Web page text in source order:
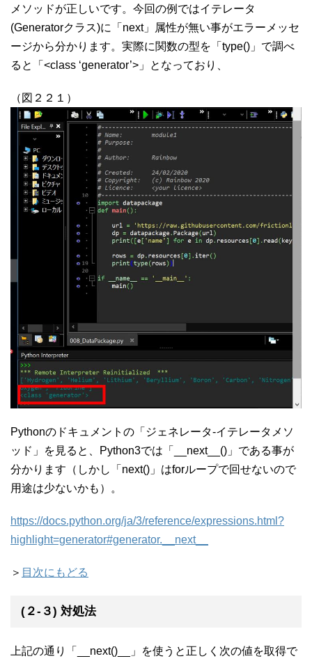
メソッドが正しいです。今回の例ではイテレータ
(Generatorクラス)に「next」属性が無い事がエラーメッセ
ージから分かります。実際に関数の型を「type()」で調べ
ると「<class ‘generator’>」となっており、
（図２２１）
Pythonのドキュメントの「ジェネレータ-イテレータメソ
ッド」を見ると、Python3では「__next__()」である事が
分かります（しかし「next()」はforループで回せないので
用途は少ないかも）。
https://docs.python.org/ja/3/reference/expressions.html?
highlight=generator#generator.__next__
＞ 目次にもどる
(２-３) 対処法
上記の通り「__next()__」を使うと正しく次の値を取得で